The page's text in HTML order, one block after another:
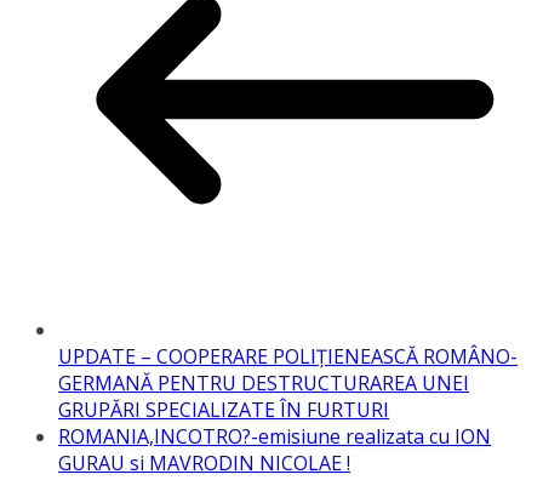
UPDATE – COOPERARE POLIȚIENEASCĂ ROMÂNO-
GERMANĂ PENTRU DESTRUCTURAREA UNEI
GRUPĂRI SPECIALIZATE ÎN FURTURI
ROMANIA,INCOTRO?-emisiune realizata cu ION
GURAU si MAVRODIN NICOLAE !